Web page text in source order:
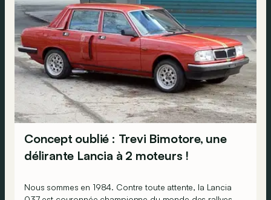
Concept oublié : Trevi Bimotore, une
délirante Lancia à 2 moteurs !
Nous sommes en 1984. Contre toute attente, la Lancia